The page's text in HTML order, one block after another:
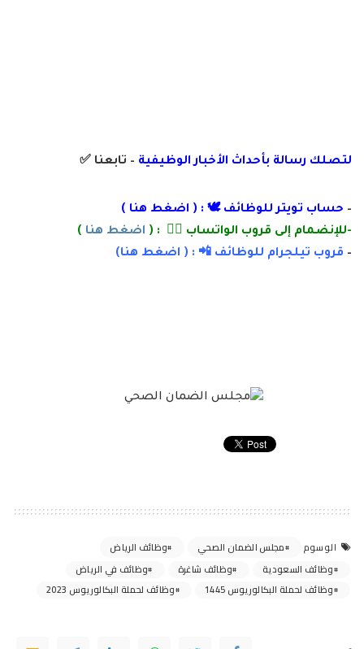
لتصلك رسالة بأحداث الأخبار الوظيفية – تابعنا ✅
– حساب تويتر للوظائف 🕊 : ( اضغط هنا )
-للإنضمام إلى قروب الواتساب 👌🏽 : ( اضغط هنا )
– قروب تيلجرام للوظائف 📲 : ( اضغط هنا)
الوسوم مجلس الضمان الصحي
وظائف الرياض
وظائف السعودية
وظائف شاغرة
وظائف في الرياض
وظائف لحملة البكالوريوس 1445
وظائف لحملة البكالوريوس 2023